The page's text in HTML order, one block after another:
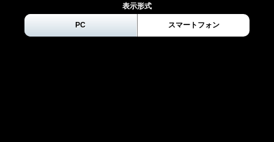
表示形式
PC スマートフォン